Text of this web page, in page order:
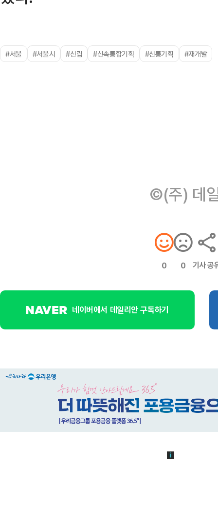
#서울 #서울시 #신림 #신속통합기획 #신통기획 #재개발
©(주) 데
0 0 기사 공
네이버에서 데일리안 구독하기